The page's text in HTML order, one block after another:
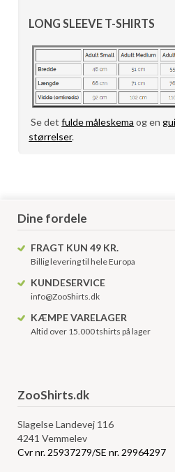
LONG SLEEVE T-SHIRTS
Se detfulde måleskema og en
størrelser.
Dine fordele
FRAGT KUN 49 KR.
Billig levering til hele Europa
KUNDESERVICE
info@ZooShirts.dk
KÆMPE VARELAGER
Altid over 15.000 tshirts på lager
ZooShirts.dk
Slagelse Landevej 116
4241 Vemmelev
Cvr nr. 25937279/SE nr. 29964297